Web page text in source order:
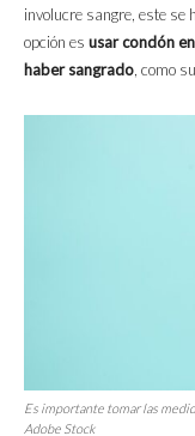
involucre sangre, este
opción es usar condón
haber sangrado , como
Es importante tomar las
Adobe Stock